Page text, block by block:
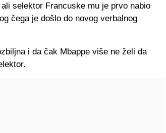
selektor Francuske mu je prvo nabio
čega je došlo do novog verbalnog
i da čak Mbappe više ne želi da